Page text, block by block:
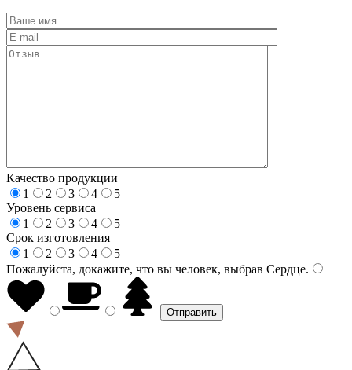
Качество продукции
1
2 3 4
5
Уровень сервиса
1
2 3 4
5
Срок изготовления
1
2 3 4
5
Пожалуйста, докажите, что вы человек, выбрав Сердце.